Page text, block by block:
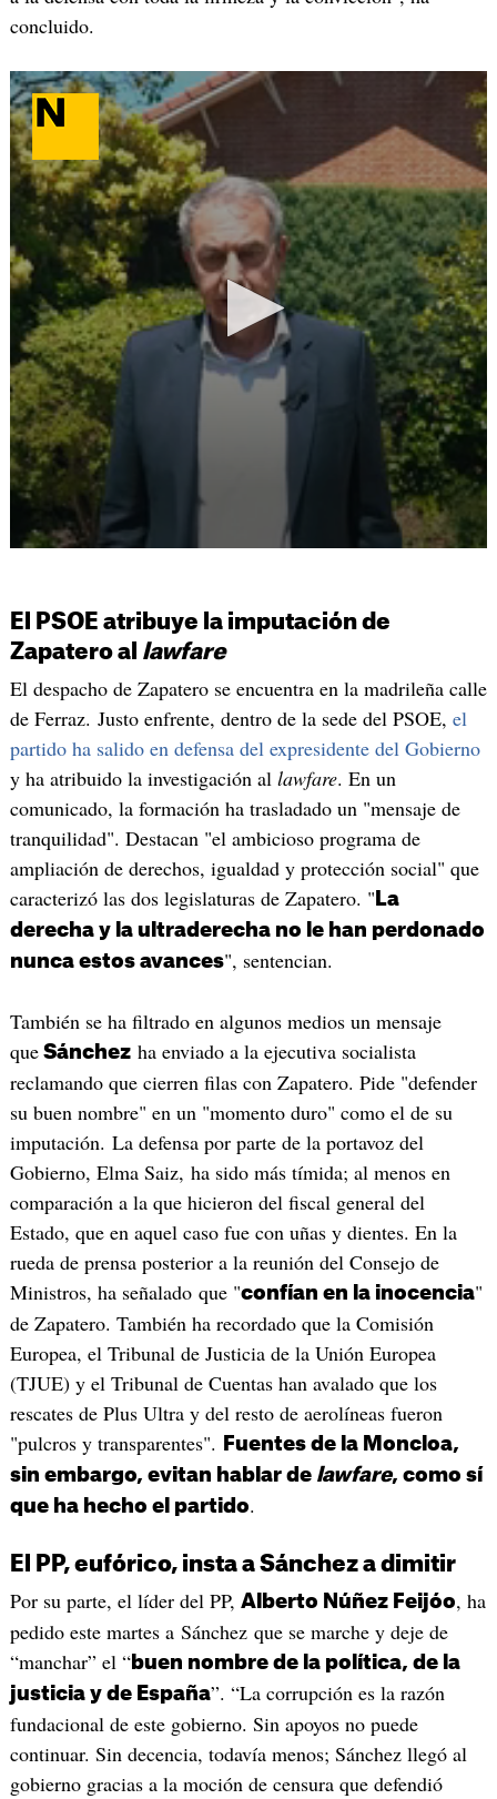
concluido.
El PSOE atribuye la imputación de
Zapatero al lawfare
El despacho de Zapatero se encuentra en la madrileña calle
de Ferraz. Justo enfrente, dentro de la sede del PSOE, el
partido ha salido en defensa del expresidente del Gobierno
y ha atribuido la investigación al lawfare. En un
comunicado, la formación ha trasladado un "mensaje de
tranquilidad". Destacan "el ambicioso programa de
ampliación de derechos, igualdad y protección social" que
caracterizó las dos legislaturas de Zapatero. " La
derecha y la ultraderecha no le han perdonado
nunca estos avances", sentencian.
También se ha filtrado en algunos medios un mensaje
queSánchezha enviado a la ejecutiva socialista
reclamando que cierren filas con Zapatero. Pide "defender
su buen nombre" en un "momento duro" como el de su
imputación. La defensa por parte de la portavoz del
Gobierno, Elma Saiz, ha sido más tímida; al menos en
comparación a la que hicieron del fiscal general del
Estado, que en aquel caso fue con uñas y dientes. En la
rueda de prensa posterior a la reunión del Consejo de
Ministros, ha señalado que "confían en la inocencia"
de Zapatero. También ha recordado que la Comisión
Europea, el Tribunal de Justicia de la Unión Europea
(TJUE) y el Tribunal de Cuentas han avalado que los
rescates de Plus Ultra y del resto de aerolíneas fueron
"pulcros y transparentes".
Fuentes de la Moncloa,
sin embargo, evitan hablar de lawfare, como sí
que ha hecho el partido.
El PP, eufórico, insta a Sánchez a dimitir
Por su parte, el líder del PP, Alberto Núñez Feijóo, ha
pedido este martes a Sánchez que se marche y deje de
“manchar” el “buen nombre de la política, de la
justicia y de España”. “La corrupción es la razón
fundacional de este gobierno. Sin apoyos no puede
continuar. Sin decencia, todavía menos; Sánchez llegó al
gobierno gracias a la moción de censura que defendió